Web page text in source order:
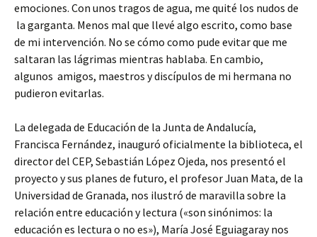
emociones. Con unos tragos de agua, me quité los nudos de
la garganta. Menos mal que llevé algo escrito, como base
de mi intervención. No se cómo como pude evitar que me
saltaran las lágrimas mientras hablaba. En cambio,
algunos amigos, maestros y discípulos de mi hermana no
pudieron evitarlas.
La delegada de Educación de la Junta de Andalucía,
Francisca Fernández, inauguró oficialmente la biblioteca, el
director del CEP, Sebastián López Ojeda, nos presentó el
proyecto y sus planes de futuro, el profesor Juan Mata, de la
Universidad de Granada, nos ilustró de maravilla sobre la
relación entre educación y lectura («son sinónimos: la
educación es lectura o no es»), María José Eguiagaray nos